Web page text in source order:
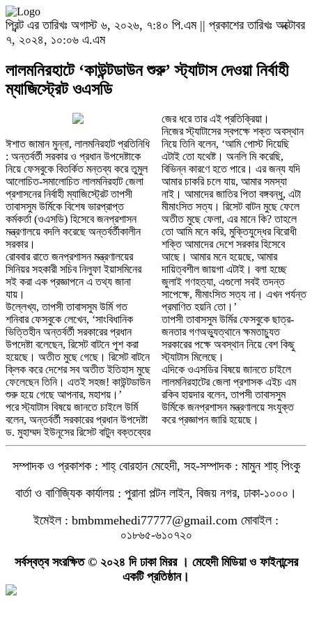
প্রিন্ট এর তারিখঃ অগাস্ট ৬, ২০২৬, ৭:৪০ পি.এম || প্রকাশের তারিখঃ অক্টোবর
৭, ২০২৪, ১০:০৬ এ.এম
লালমনিরহাটে ‘কাউন্টডাউন শুরু’ স্ট্যাটাস দেওয়া নির্বাহী
ম্যাজিস্ট্রেট ওএসডি
ঈশাত জামান মুন্না, লালমনিরহাট প্রতিনিধি
: অন্তর্বর্তী সরকার ও প্রধান উপদেষ্টাকে
নিয়ে ফেসবুকে বিতর্কিত মন্তব্য করে তুমুল
আলোচিত-সমালোচিত লালমনিরহাট জেলা
প্রশাসনের নির্বাহী ম্যাজিস্ট্রেট তাপসী
তাবাসসুম উর্মিকে বিশেষ ভারপ্রাপ্ত
কর্মকর্তা (ওএসডি) হিসেবে জনপ্রশাসন
মন্ত্রণালয়ে বদলি করেছে অন্তর্বর্তীকালীন
সরকার।
রোববার রাতে জনপ্রশাসন মন্ত্রণালয়ের
সিনিয়র সহকারী সচিব নিলুফা ইয়াসমিনের
সই করা এক প্রজ্ঞাপনে এ তথ্য জানা
যায়।
উল্লেখ্য, তাপসী তাবাসসুম উর্মি গত
শনিবার ফেসবুকে লেখেন, ‘সাংবিধানিক
ভিত্তিহীন অন্তর্বর্তী সরকারের প্রধান
উপদেষ্টা বলেছেন, রিসেট বাটনে পুশ করা
হয়েছে। অতীত মুছে গেছে। রিসেট বাটনে
ক্লিক করে দেশের সব অতীত ইতিহাস মুছে
ফেলেছেন তিনি। এতই সহজ! কাউন্টডাউন
শুরু হয়ে গেছে আপনার, মহাশয়।’
পরে স্ট্যাটাস বিষয়ে জানতে চাইলে উর্মি
বলেন, অন্তর্বর্তী সরকারের প্রধান উপদেষ্টা
ড. মুহাম্মদ ইউনূসের রিসেট বাটুন বক্তব্যের
জের ধরে তার এই প্রতিক্রিয়া।
নিজের স্ট্যাটাসের স্বপক্ষে শক্ত অবস্থান
নিয়ে তিনি বলেন, ‘আমি পোস্ট দিয়েছি
এটাই তো যথেষ্ট। অনলি মি করেছি,
বিভিন্ন কারণে হতে পারে। এর জন্য যদি
আমার চাকরি চলে যায়, আমার সমস্যা
নাই। আমাদের জাতির পিতা বঙ্গবন্ধু, এটা
মীমাংসিত সত্য। রিসেট বাটন মুছে ফেলে
অতীত মুছে ফেলা, এর মানে কি? তাহলে
তো আমি মনে করি, মুক্তিযুদ্ধের বিরোধী
শক্তি আমাদের দেশে সরকার হিসেবে
আছে। আমার মনে হয়েছে, আমার
দায়িত্বশীল জায়গা এটাই। বলা হচ্ছে
জুলাই গণহত্যা, এগুলো সবই তদন্ত
সাপেক্ষে, মীমাংসিত সত্য না। এখন পর্যন্ত
প্রমাণিত হয়নি তো।’
তাপসী তাবাসসুম উর্মির ফেসবুকে ছাত্র-
জনতার গণঅভ্যুত্থানে ক্ষমতাচ্যুত
সরকারের পক্ষে অবস্থান নিয়ে বেশ কিছু
স্ট্যাটাস মিলেছে।
এদিকে ওএসডির বিষয়ে জানতে চাইলে
লালমনিরহাটের জেলা প্রশাসক এইচ এম
রকিব হায়দার বলেন, তাপসী তাবাসসুম
উর্মিকে জনপ্রশাসন মন্ত্রণালয়ে সংযুক্ত
করে প্রজ্ঞাপন জারি হয়েছে।
সম্পাদক ও প্রকাশক : শাহ্ বোরহান মেহেদী, সহ-সম্পাদক : মামুন শাহ্ পিংকু
বার্তা ও বাণিজ্যিক কার্যালয় : পুরানা পল্টন লাইন, বিজয় নগর, ঢাকা-১০০০।
ইমেইল : bmbmmehedi77777@gmail.com মোবাইল :
০১৮৬৫-৬১০৭২০
সর্বস্বত্ব সংরক্ষিত © ২০২৪ দি ঢাকা মিরর । মেহেদী মিডিয়া ও ফাইনান্সের
একটি প্রতিষ্ঠান।